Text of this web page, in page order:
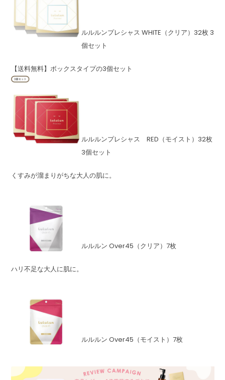
ルルルンプレシャス WHITE（クリア）32枚 3
個セット
【送料無料】ボックスタイプの3個セット
ルルルンプレシャス RED（モイスト）32枚
3個セット
くすみが溜まりがちな大人の肌に。
ルルルン Over45（クリア）7枚
ハリ不足な大人に肌に。
ルルルン Over45（モイスト）7枚